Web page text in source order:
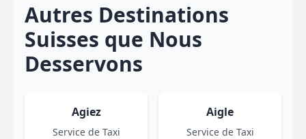
Autres Destinations
Suisses que Nous
Desservons
Agiez
Service de Taxi
Aigle
Service de Taxi